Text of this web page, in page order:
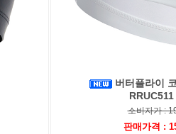
버터플라이
소비자가 :
판매가격 :